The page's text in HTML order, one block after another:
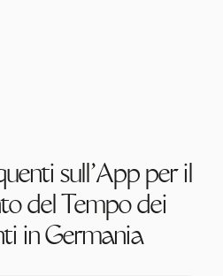
sull'App per il
del Tempo dei
in Germania